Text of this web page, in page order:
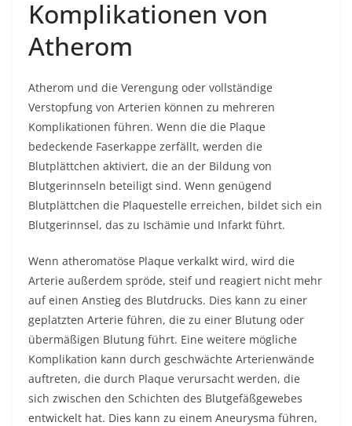
Komplikationen von
Atherom
Atherom und die Verengung oder vollständige
Verstopfung von Arterien können zu mehreren
Komplikationen führen. Wenn die die Plaque
bedeckende Faserkappe zerfällt, werden die
Blutplättchen aktiviert, die an der Bildung von
Blutgerinnseln beteiligt sind. Wenn genügend
Blutplättchen die Plaquestelle erreichen, bildet sich ein
Blutgerinnsel, das zu Ischämie und Infarkt führt.
Wenn atheromatöse Plaque verkalkt wird, wird die
Arterie außerdem spröde, steif und reagiert nicht mehr
auf einen Anstieg des Blutdrucks. Dies kann zu einer
geplatzten Arterie führen, die zu einer Blutung oder
übermäßigen Blutung führt. Eine weitere mögliche
Komplikation kann durch geschwächte Arterienwände
auftreten, die durch Plaque verursacht werden, die
sich zwischen den Schichten des Blutgefäßgewebes
entwickelt hat. Dies kann zu einem Aneurysma führen,